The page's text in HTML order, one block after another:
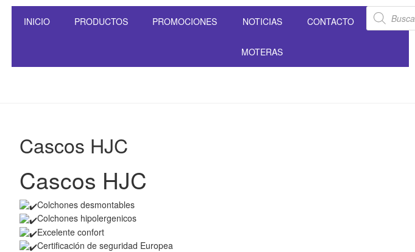
INICIO PRODUCTOS PROMOCIONES NOTICIAS
MOTERAS
CONTACTO
Cascos HJC
Cascos HJC
Colchones desmontables
Colchones hipolergenicos
Excelente confort
Certificación de seguridad Europea